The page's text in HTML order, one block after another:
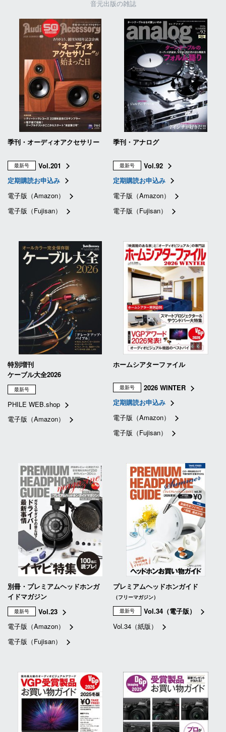
音元出版の雑誌
季刊・オーディオアクセサリー
最新号
Vol.201
定期購読お申込み
電子版（Amazon）
電子版（Fujisan）
季刊・アナログ
最新号
Vol.92
定期購読お申込み
電子版（Amazon）
電子版（Fujisan）
特別増刊
ケーブル大全2026
最新号
PHILE WEB.shop
電子版（Amazon）
ホームシアターファイル
最新号
2026 WINTER
定期購読お申込み
電子版（Amazon）
電子版（Fujisan）
別冊・プレミアムヘッドホンガ
イドマガジン
最新号
Vol.23
電子版（Amazon）
電子版（Fujisan）
プレミアムヘッドホンガイド
（フリーマガジン）
最新号
Vol.34（電子版）
Vol.34（紙版）